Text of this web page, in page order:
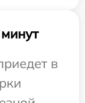
в